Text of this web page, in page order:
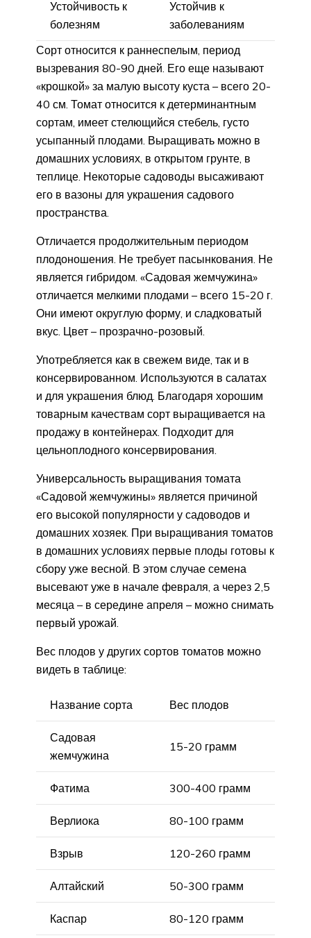
Устойчивость к
болезням
Устойчив к
заболеваниям
Сорт относится к раннеспелым, период
вызревания 80-90 дней. Его еще называют
«крошкой» за малую высоту куста – всего 20-
40 см. Томат относится к детерминантным
сортам, имеет стелющийся стебель, густо
усыпанный плодами. Выращивать можно в
домашних условиях, в открытом грунте, в
теплице. Некоторые садоводы высаживают
его в вазоны для украшения садового
пространства.
Отличается продолжительным периодом
плодоношения. Не требует пасынкования. Не
является гибридом. «Садовая жемчужина»
отличается мелкими плодами – всего 15-20 г.
Они имеют округлую форму, и сладковатый
вкус. Цвет – прозрачно-розовый.
Употребляется как в свежем виде, так и в
консервированном. Используются в салатах
и для украшения блюд. Благодаря хорошим
товарным качествам сорт выращивается на
продажу в контейнерах. Подходит для
цельноплодного консервирования.
Универсальность выращивания томата
«Садовой жемчужины» является причиной
его высокой популярности у садоводов и
домашних хозяек. При выращивания томатов
в домашних условиях первые плоды готовы к
сбору уже весной. В этом случае семена
высевают уже в начале февраля, а через 2,5
месяца – в середине апреля – можно снимать
первый урожай.
Вес плодов у других сортов томатов можно
видеть в таблице:
Название сорта Вес плодов
Садовая
жемчужина
15-20 грамм
Фатима 300-400 грамм
Верлиока 80-100 грамм
Взрыв 120-260 грамм
Алтайский 50-300 грамм
Каспар 80-120 грамм